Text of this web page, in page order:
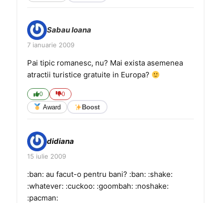
Sabau Ioana
7 ianuarie 2009
Pai tipic romanesc, nu? Mai exista asemenea
atractii turistice gratuite in Europa?
0 0
Award Boost
didiana
15 iulie 2009
:ban: au facut-o pentru bani? :ban: :shake:
:whatever: :cuckoo: :goombah: :noshake:
:pacman: